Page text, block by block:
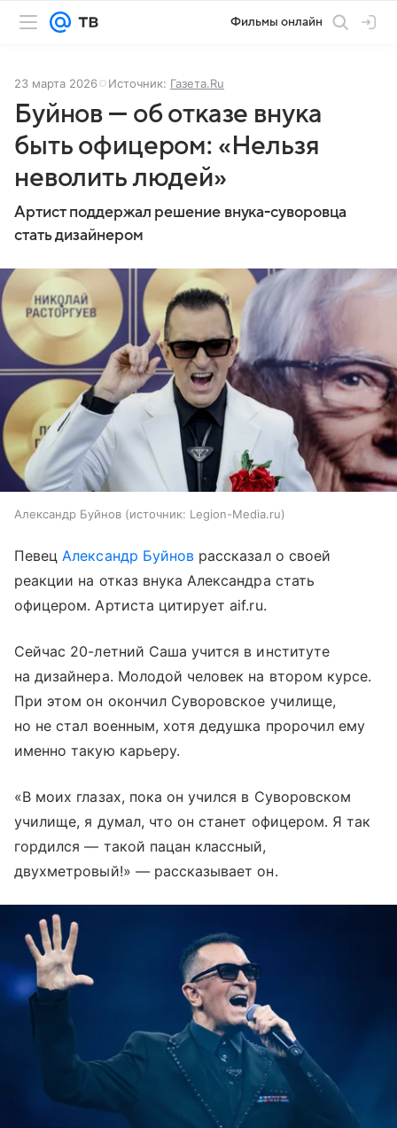
Фильмы онлайн
23 марта 2026 Источник: Газета.Ru
Буйнов — об отказе внука
быть офицером: «Нельзя
неволить людей»
Артист поддержал решение внука-суворовца
стать дизайнером
Александр Буйнов источник: Legion-Media.ru
ПевецАлександр Буйнов рассказал о своей
реакции на отказ внука Александра стать
офицером. Артиста цитирует aif.ru.
Сейчас 20-летний Саша учится в институте
на дизайнера. Молодой человек на втором курсе.
При этом он окончил Суворовское училище,
но не стал военным, хотя дедушка пророчил ему
именно такую карьеру.
«В моих глазах, пока он учился в Суворовском
училище, я думал, что он станет офицером. Я так
гордился — такой пацан классный,
двухметровый!» — рассказывает он.